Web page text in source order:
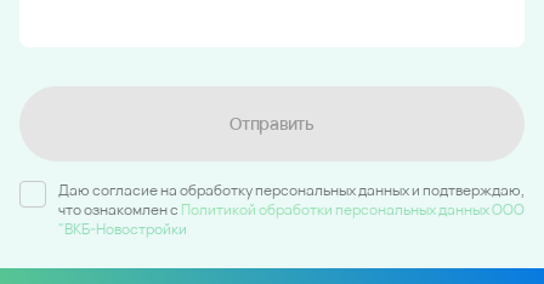
Отправить
Даю согласие на обработку персональных данных и подтверждаю,
что ознакомлен c Политикой обработки персональных данных ООО
"ВКБ-Новостройки